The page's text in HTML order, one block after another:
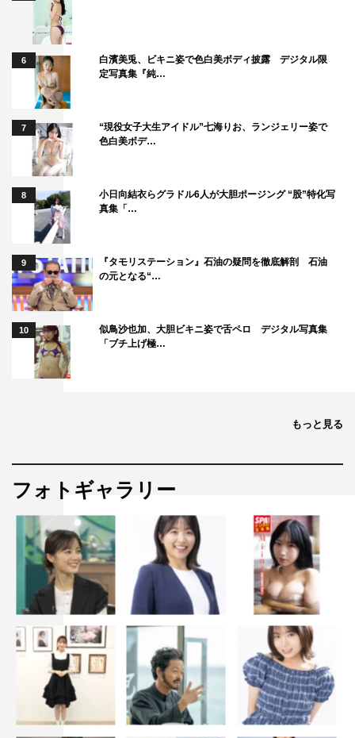
6
白濱美兎、ビキニ姿で色白美ボディ披露 デジタル限
定写真集『純…
7
“現役女子大生アイドル”七海りお、ランジェリー姿で
色白美ボデ…
8
小日向結衣らグラドル6人が大胆ポージング “股”特化写
真集「…
9
『タモリステーション』石油の疑問を徹底解剖 石油
の元となる“…
10
似鳥沙也加、大胆ビキニ姿で舌ペロ デジタル写真集
「ブチ上げ極…
もっと見る
フォトギャラリー